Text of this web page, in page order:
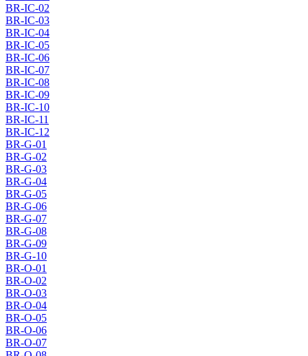
BR-IC-02
BR-IC-03
BR-IC-04
BR-IC-05
BR-IC-06
BR-IC-07
BR-IC-08
BR-IC-09
BR-IC-10
BR-IC-11
BR-IC-12
BR-G-01
BR-G-02
BR-G-03
BR-G-04
BR-G-05
BR-G-06
BR-G-07
BR-G-08
BR-G-09
BR-G-10
BR-O-01
BR-O-02
BR-O-03
BR-O-04
BR-O-05
BR-O-06
BR-O-07